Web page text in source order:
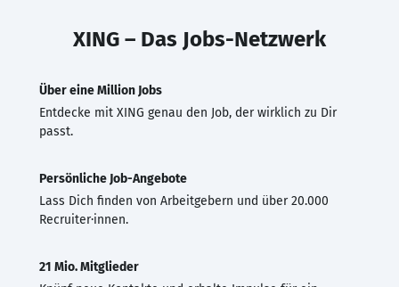
XING – Das Jobs-Netzwerk
Über eine Million Jobs
Entdecke mit XING genau den Job, der wirklich zu Dir
passt.
Persönliche Job-Angebote
Lass Dich finden von Arbeitgebern und über 20.000
Recruiter·innen.
21 Mio. Mitglieder